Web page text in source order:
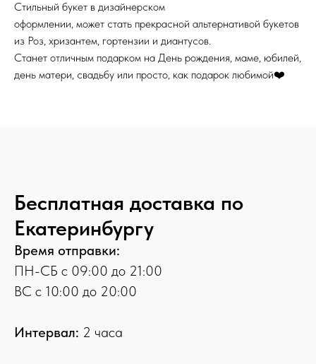
Стильный букет в дизайнерском
оформлении, может стать прекрасной альтернативой букетов
из Роз, хризантем, гортензии и диантусов.
Станет отличным подарком на День рождения, маме, юбилей,
день матери, свадьбу или просто, как подарок любимой❤️
Бесплатная доставка по
Екатеринбургу
Время отправки:
ПН-СБ с 09:00 до 21:00
ВС с 10:00 до 20:00
Интервал: 2 часа